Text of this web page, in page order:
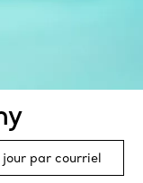
jour par courriel